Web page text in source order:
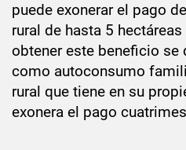
puede exonerar el pago
rural de hasta 5 hectáreas
obtener este beneficio se
como autoconsumo
rural que tiene en su p
exonera el pago